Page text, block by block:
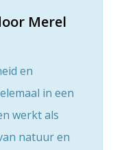
Merel
en
in een
werkt als
natuur en